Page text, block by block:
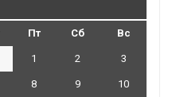
Пт Сб Вс
1 2 3
8 9 10